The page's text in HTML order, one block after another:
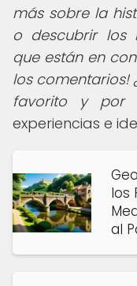
más sobre la
o descubrir los
que están en
los comentarios!
favorito y por
experiencias e
los
al